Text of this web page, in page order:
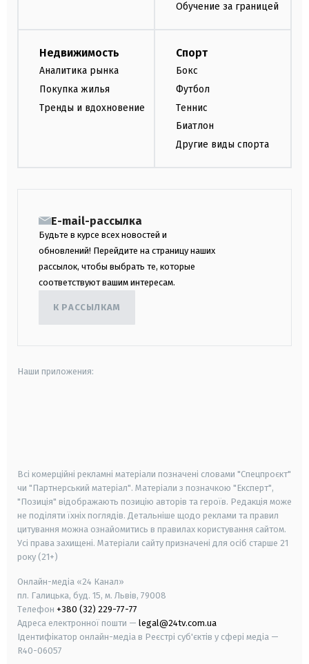
Обучение за границей
Недвижимость
Аналитика рынка
Покупка жилья
Тренды и вдохновение
Спорт
Бокс
Футбол
Теннис
Биатлон
Другие виды спорта
E-mail-рассылка
Будьте в курсе всех новостей и
обновлений! Перейдите на страницу наших
рассылок, чтобы выбрать те, которые
соответствуют вашим интересам.
К РАССЫЛКАМ
Наши приложения:
Всі комерційні рекламні матеріали позначені словами "Спецпроєкт"
чи "Партнерський матеріал". Матеріали з позначкою "Експерт",
"Позиція" відображають позицію авторів та героїв. Редакція може
не поділяти їхніх поглядів. Детальніше щодо реклами та правил
цитування можна ознайомитись в правилах користування сайтом.
Усі права захищені. Матеріали сайту призначені для осіб старше 21
року (21+)
Онлайн-медіа «24 Канал»
пл. Галицька, буд. 15, м. Львів, 79008
Телефон +380 (32) 229-77-77
Адреса електронної пошти — legal@24tv.com.ua
Ідентифікатор онлайн-медіа в Реєстрі суб'єктів у сфері медіа —
R40-06057